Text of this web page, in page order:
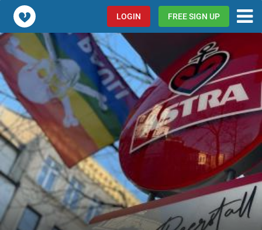
Popcorn.dating LOGIN FREE SIGN UP